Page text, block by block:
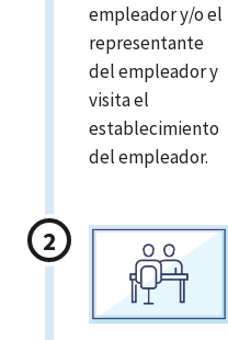
empleador y/o el
representante
del empleador y
visita el
establecimiento
del empleador.